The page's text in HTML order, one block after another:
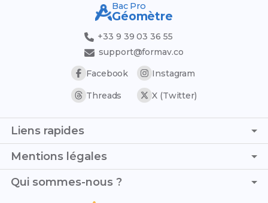
Bac Pro
Géomètre
+33 9 39 03 36 55
support@formav.co
Facebook
Instagram
Threads X (Twitter)
Liens rapides
Page d'accueil
Simulateur de notes
Trouver son stage
Mentions légales
C.G.V. - C.G.U.
Qui sommes-nous ?